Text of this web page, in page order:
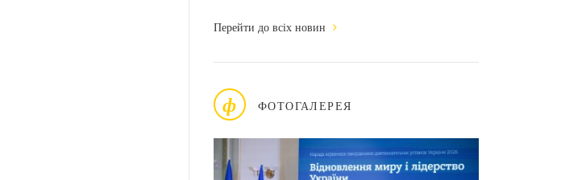
Перейти до всіх новин
ф ФОТОГАЛЕРЕЯ